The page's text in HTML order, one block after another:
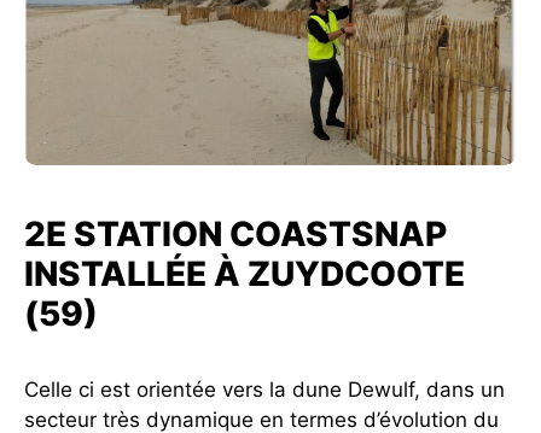
2E STATION COASTSNAP
INSTALLÉE À ZUYDCOOTE
(59)
Celle ci est orientée vers la dune Dewulf, dans un
secteur très dynamique en termes d’évolution du